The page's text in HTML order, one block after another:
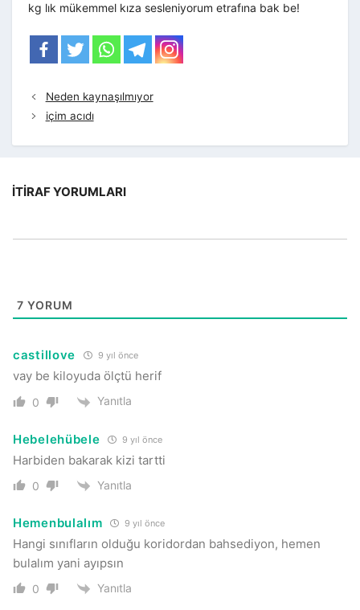
kg lık mükemmel kıza sesleniyorum etrafına bak be!
Neden kaynaşılmıyor
içim acıdı
İTIRAF YORUMLARI
7 YORUM
castillove 9 yıl önce
vay be kiloyuda ölçtü herif
0 Yanıtla
Hebelehübele 9 yıl önce
Harbiden bakarak kizi tartti
0 Yanıtla
Hemenbulalım 9 yıl önce
Hangi sınıfların olduğu koridordan bahsediyon, hemen
bulalım yani ayıpsın
0 Yanıtla